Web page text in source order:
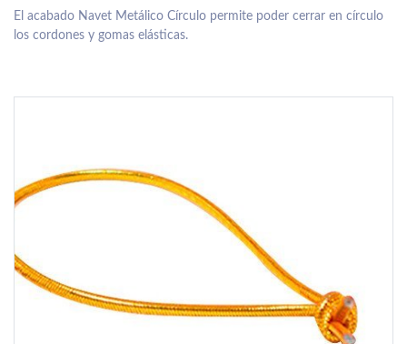
El acabado Navet Metálico Círculo permite poder cerrar en círculo
los cordones y gomas elásticas.